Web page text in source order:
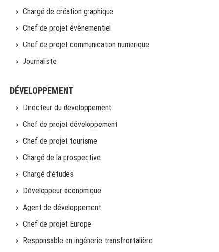
Chargé de création graphique
Chef de projet évènementiel
Chef de projet communication numérique
Journaliste
DÉVELOPPEMENT
Directeur du développement
Chef de projet développement
Chef de projet tourisme
Chargé de la prospective
Chargé d'études
Développeur économique
Agent de développement
Chef de projet Europe
Responsable en ingénerie transfrontalière